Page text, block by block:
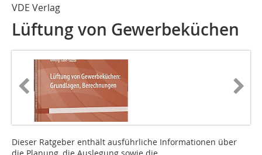
VDE Verlag
Lüftung von Gewerbeküchen
Dieser Ratgeber enthält ausführliche Informationen über